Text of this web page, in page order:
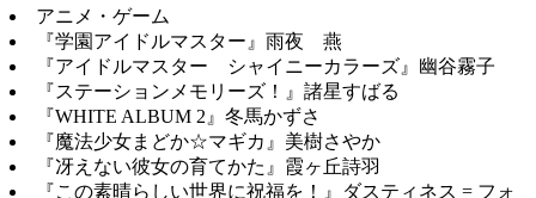
アニメ・ゲーム
『学園アイドルマスター』雨夜 燕
『アイドルマスター シャイニーカラーズ』幽谷霧子
『ステーションメモリーズ！』諸星すばる
『WHITE ALBUM 2』冬馬かずさ
『魔法少女まどか☆マギカ』美樹さやか
『冴えない彼女の育てかた』霞ヶ丘詩羽
『この素晴らしい世界に祝福を！』ダスティネス = フォ